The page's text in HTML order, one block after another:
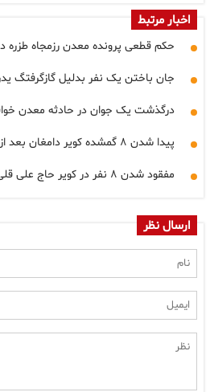
اخبار مرتبط
حکم قطعی پرونده معدن رزمجاه طزره
جان باختن یک نفر بدلیل گازگرفتگ
درگذشت یک جوان در حادثه معدن
پیدا شدن ۸ گمشده کویر دامغان بعد از هشت ساعت
مفقود شدن ۸ نفر در کویر حاج علی قلی شهرستان دامغان
ارسال نظر